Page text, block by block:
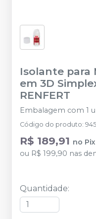
Isolante para
em 3D
RENFERT
Embalagem com 1
Código do produto:
R$ 189,91 no Pix
ou R$ 199,90 nas
Quantidade: